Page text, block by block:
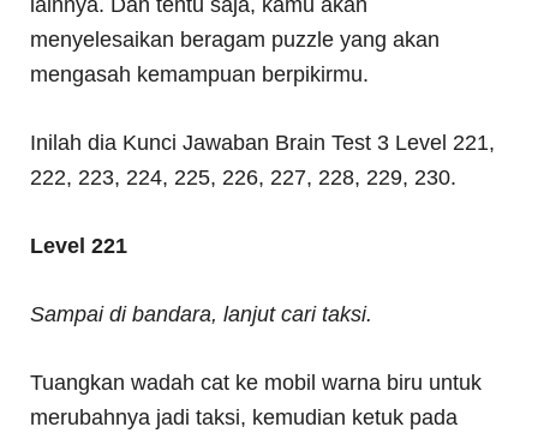
lainnya. Dan tentu saja, kamu akan
menyelesaikan beragam puzzle yang akan
mengasah kemampuan berpikirmu.
Inilah dia Kunci Jawaban Brain Test 3 Level 221,
222, 223, 224, 225, 226, 227, 228, 229, 230.
Level 221
Sampai di bandara, lanjut cari taksi.
Tuangkan wadah cat ke mobil warna biru untuk
merubahnya jadi taksi, kemudian ketuk pada